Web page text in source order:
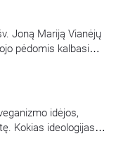
pat dalijasi
…
Joną Mariją Vianėjų
pėdomis kalbasi
idėjos,
Kokias ideologijas
žinoti krikščionys.
parapijos vikaras,